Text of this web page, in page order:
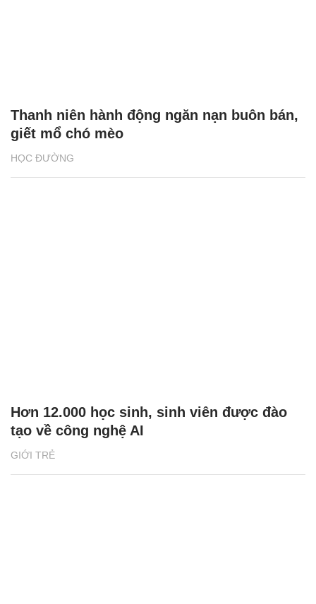
HỌC ĐƯỜNG
Thanh niên hành động ngăn nạn buôn bán,
giết mổ chó mèo
GIỚI TRẺ
Hơn 12.000 học sinh, sinh viên được đào
tạo về công nghệ AI